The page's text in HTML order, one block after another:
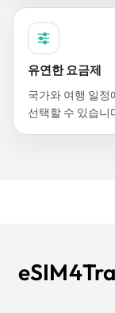
유연한 요금제
국가와 여행 일정
선택할 수 있습니